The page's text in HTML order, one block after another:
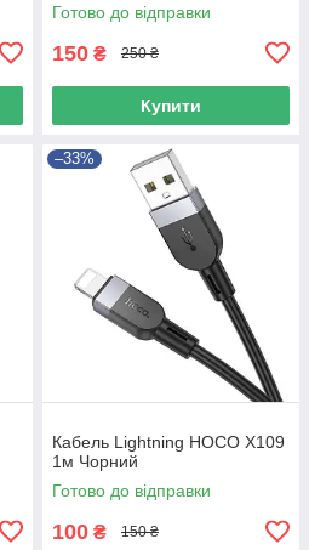
Готово до відправки
150 ₴ 250 ₴
Купити
–33%
Кабель Lightning HOCO X109
1м Чорний
Готово до відправки
100 ₴ 150 ₴